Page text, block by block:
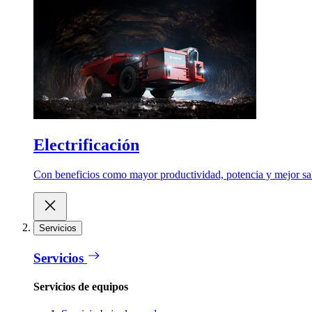
Electrificación
Con beneficios como mayor productividad, potencia y mejor
Servicios
Servicios
Servicios de equipos